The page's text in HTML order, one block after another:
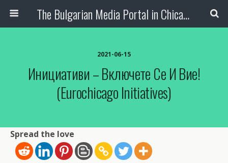
The Bulgarian Media Portal in Chicago
2021-06-15
Инициативи – Включете Се И Вие!
(Eurochicago Initiatives)
Spread the love